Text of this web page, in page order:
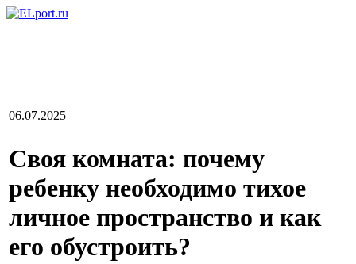
06.07.2025
Своя комната: почему
ребенку необходимо тихое
личное пространство и как
его обустроить?